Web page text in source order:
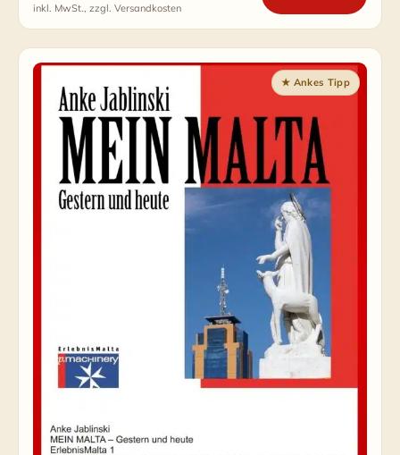
inkl. MwSt., zzgl. Versandkosten
★ Ankes Tipp